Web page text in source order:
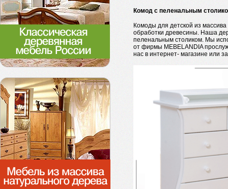
Комод с пеленальным
Комоды для детской из
обработки древесины. Наша
пеленальным столиком. Мы
от фирмы MEBELANDIA
нас в интернет- магазине или